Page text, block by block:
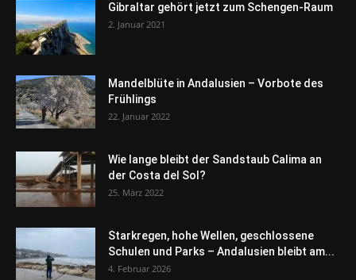
Gibraltar gehört jetzt zum Schengen-Raum
2. Januar 2021
Mandelblüte in Andalusien – Vorbote des
Frühlings
22. Januar 2022
Wie lange bleibt der Sandstaub Calima an
der Costa del Sol?
25. März 2022
Starkregen, hohe Wellen, geschlossene
Schulen und Parks – Andalusien bleibt am...
4. Februar 2026